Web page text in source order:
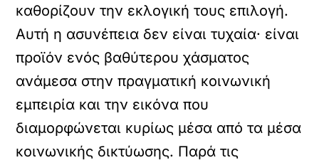
καθορίζουν την εκλογική τους επιλογή.
Αυτή η ασυνέπεια δεν είναι τυχαία· είναι
προϊόν ενός βαθύτερου χάσματος
ανάμεσα στην πραγματική κοινωνική
εμπειρία και την εικόνα που
διαμορφώνεται κυρίως μέσα από τα μέσα
κοινωνικής δικτύωσης. Παρά τις